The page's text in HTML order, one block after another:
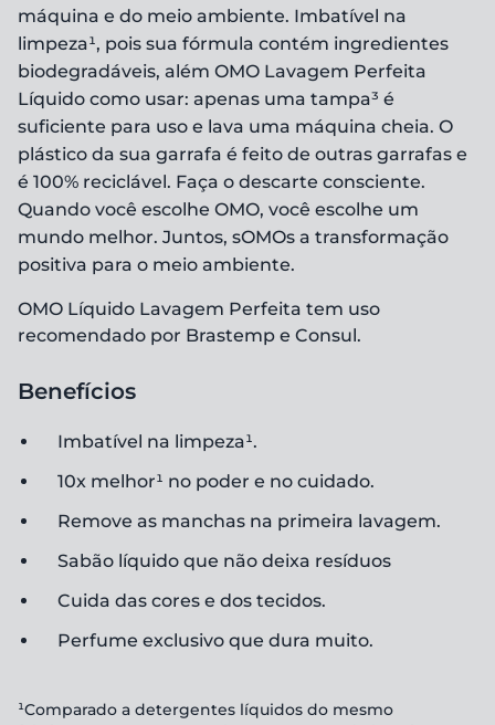
máquina e do meio ambiente. Imbatível na
limpeza¹, pois sua fórmula contém ingredientes
biodegradáveis, além OMO Lavagem Perfeita
Líquido como usar: apenas uma tampa³ é
suficiente para uso e lava uma máquina cheia. O
plástico da sua garrafa é feito de outras garrafas e
é 100% reciclável. Faça o descarte consciente.
Quando você escolhe OMO, você escolhe um
mundo melhor. Juntos, sOMOs a transformação
positiva para o meio ambiente.
OMO Líquido Lavagem Perfeita tem uso
recomendado por Brastemp e Consul.
Benefícios
Imbatível na limpeza¹.
10x melhor¹ no poder e no cuidado.
Remove as manchas na primeira lavagem.
Sabão líquido que não deixa resíduos
Cuida das cores e dos tecidos.
Perfume exclusivo que dura muito.
¹Comparado a detergentes líquidos do mesmo